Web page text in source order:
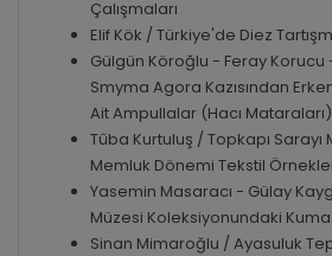
Çalışmaları
Elif Kök / Türkiye'de Diez
Gülgün Köroğlu - Feray Korucu
Smyma Agora Kazısından
Ait Ampullalar (Hacı Mataraları)
Tûba Kurtuluş / Topkapı
Memluk Dönemi Tekstil
Yasemin Masaracı - Gülay
Müzesi Koleksiyonundaki
Sinan Mimaroğlu / Ayasuluk